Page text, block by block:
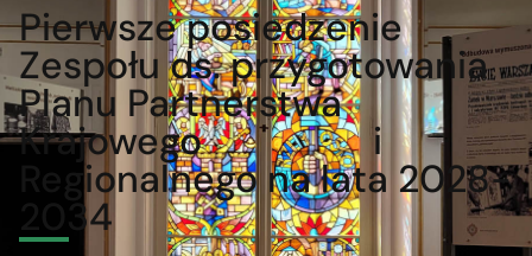
Pierwsze posiedzenie
Zespołu ds. przygotowania
Planu Partnerstwa
Krajowego i
Regionalnego na lata 2028-
2034